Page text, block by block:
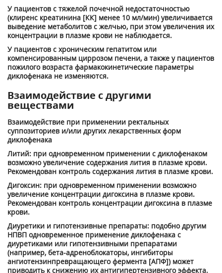
У пациентов с тяжелой почечной недостаточностью
(клиренс креатинина [КК] менее 10 мл/мин) увеличивается
выведение метаболитов с желчью, при этом увеличения их
концентрации в плазме крови не наблюдается.
У пациентов с хроническим гепатитом или
компенсированным циррозом печени, а также у пациентов
пожилого возраста фармакокинетические параметры
диклофенака не изменяются.
Взаимодействие с другими
веществами
Взаимодействие при применении ректальных
суппозиториев и/или других лекарственных форм
диклофенака
Литий: при одновременном применении с диклофенаком
возможно увеличение содержания лития в плазме крови.
Рекомендован контроль содержания лития в плазме крови.
Дигоксин: при одновременном применении возможно
увеличение концентрации дигоксина в плазме крови.
Рекомендован контроль концентрации дигоксина в плазме
крови.
Диуретики и гипотензивные препараты: подобно другим
НПВП одновременное применение диклофенака с
диуретиками или гипотензивными препаратами
(например, бета-адреноблокаторы, ингибиторы
ангиотензинпревращающего фермента [АПФ]) может
приводить к снижению их антигипертензивного эффекта.